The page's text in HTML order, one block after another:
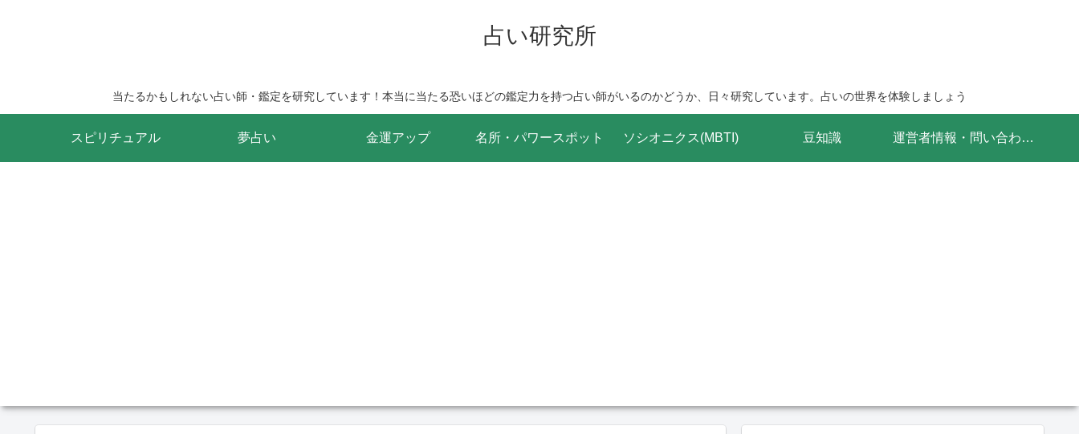
占い研究所
当たるかもしれない占い師・鑑定を研究しています！本当に当たる恐いほどの鑑定力を持つ占い師がいるのかどうか、日々研究しています。占いの世界を体験しましょう
スピリチュアル 夢占い 金運アップ 名所・パワースポット ソシオニクス(MBTI) 豆知識 運営者情報・問い合わせフォーム